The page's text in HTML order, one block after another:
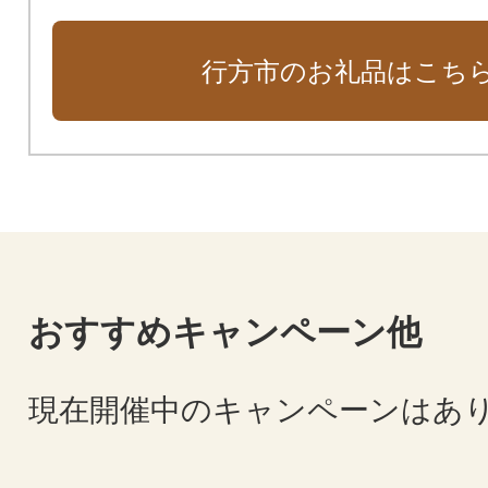
行方市のお礼品はこち
おすすめキャンペーン他
現在開催中のキャンペーンはあ